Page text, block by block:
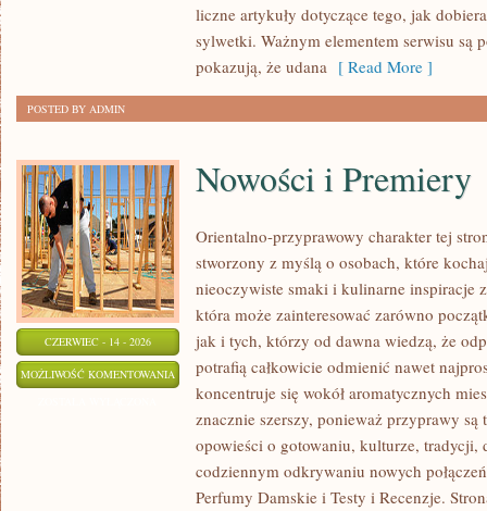
liczne artykuły dotyczące tego, jak
sylwetki. Ważnym elementem serwisu są
pokazują, że udana [ Read More ]
POSTED BY ADMIN
CZERWIEC - 14 - 2026
MOŻLIWOŚĆ KOMENTOWANIA NOWOŚCI
PREMIERY
Nowości i Premiery
Orientalno-przyprawowy charakter tej
stworzony z myślą o osobach, które
nieoczywiste smaki i kulinarne inspiracje
która może zainteresować zarówno
jak i tych, którzy od dawna wiedzą, że
potrafią całkowicie odmienić nawet
koncentruje się wokół aromatycznych
znacznie szerszy, ponieważ przyprawy
opowieści o gotowaniu, kulturze, tradycji,
codziennym odkrywaniu nowych
Perfumy Damskie i Testy i Recenzje.